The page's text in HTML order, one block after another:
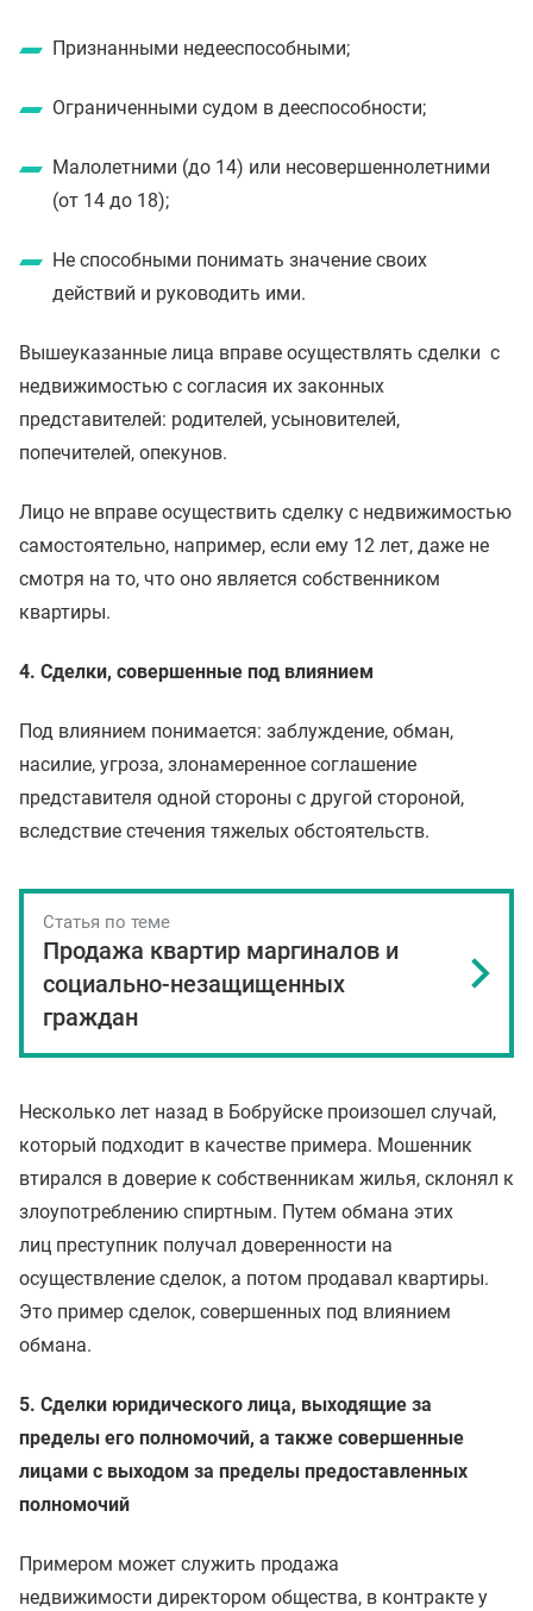
Признанными недееспособными;
Ограниченными судом в дееспособности;
Малолетними (до 14) или несовершеннолетними
(от 14 до 18);
Не способными понимать значение своих
действий и руководить ими.
Вышеуказанные лица вправе осуществлять сделки с
недвижимостью с согласия их законных
представителей: родителей, усыновителей,
попечителей, опекунов.
Лицо не вправе осуществить сделку с недвижимостью
самостоятельно, например, если ему 12 лет, даже не
смотря на то, что оно является собственником
квартиры.
4. Сделки, совершенные под влиянием
Под влиянием понимается: заблуждение, обман,
насилие, угроза, злонамеренное соглашение
представителя одной стороны с другой стороной,
вследствие стечения тяжелых обстоятельств.
Статья по теме
Продажа квартир маргиналов и
социально-незащищенных
граждан
Несколько лет назад в Бобруйске произошел случай,
который подходит в качестве примера. Мошенник
втирался в доверие к собственникам жилья, склонял к
злоупотреблению спиртным. Путем обмана этих
лиц преступник получал доверенности на
осуществление сделок, а потом продавал квартиры.
Это пример сделок, совершенных под влиянием
обмана.
5. Сделки юридического лица, выходящие за
пределы его полномочий, а также совершенные
лицами с выходом за пределы предоставленных
полномочий
Примером может служить продажа
недвижимости директором общества, в контракте у